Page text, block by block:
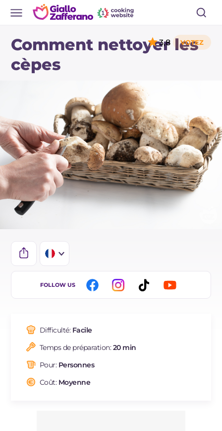
Comment nettoyer les
cèpes
3,8
IT
ES
BR
NL
FOLLOW US
Difficulté: Facile
Temps de préparation:20 min
Pour: Personnes
Coût: Moyenne